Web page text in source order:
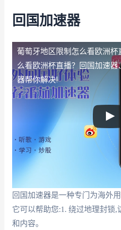
回国加速器
葡萄牙地区限制怎么看欧洲杯
么看欧洲杯直播？回国加速
器帮你解决!
回国加速器是一种专门为海外
它可以帮助您:1. 绕过地理封锁
和内容。